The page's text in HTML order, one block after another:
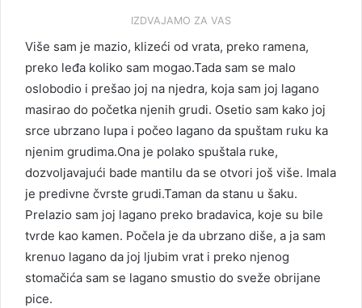
IZDVAJAMO ZA VAS
Više sam je mazio, klizeći od vrata, preko ramena,
preko leđa koliko sam mogao.Tada sam se malo
oslobodio i prešao joj na njedra, koja sam joj lagano
masirao do početka njenih grudi. Osetio sam kako joj
srce ubrzano lupa i počeo lagano da spuštam ruku ka
njenim grudima.Ona je polako spuštala ruke,
dozvoljavajući bade mantilu da se otvori još više. Imala
je predivne čvrste grudi.Taman da stanu u šaku.
Prelazio sam joj lagano preko bradavica, koje su bile
tvrde kao kamen. Počela je da ubrzano diše, a ja sam
krenuo lagano da joj ljubim vrat i preko njenog
stomačića sam se lagano smustio do sveže obrijane
pice.